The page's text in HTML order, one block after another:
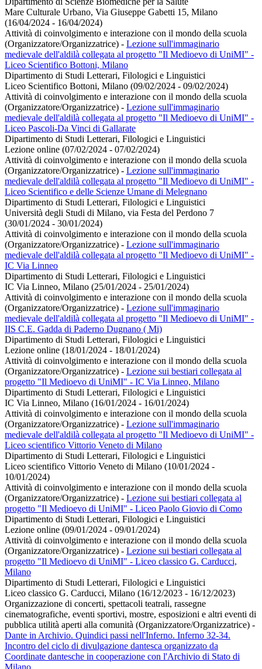
Mare Culturale Urbano, Via Giuseppe Gabetti 15, Milano
(16/04/2024 - 16/04/2024)
Attività di coinvolgimento e interazione con il mondo della scuola
(Organizzatore/Organizzatrice) - Lezione sull'immaginario
medievale dell'aldilà collegata al progetto "Il Medioevo di UniMI" -
Liceo Scientifico Bottoni, Milano
Dipartimento di Studi Letterari, Filologici e Linguistici
Liceo Scientifico Bottoni, Milano (09/02/2024 - 09/02/2024)
Attività di coinvolgimento e interazione con il mondo della scuola
(Organizzatore/Organizzatrice) - Lezione sull'immaginario
medievale dell'aldilà collegata al progetto "Il Medioevo di UniMI" -
Liceo Pascoli-Da Vinci di Gallarate
Dipartimento di Studi Letterari, Filologici e Linguistici
Lezione online (07/02/2024 - 07/02/2024)
Attività di coinvolgimento e interazione con il mondo della scuola
(Organizzatore/Organizzatrice) - Lezione sull'immaginario
medievale dell'aldilà collegata al progetto "Il Medioevo di UniMI" -
Liceo Scientifico e delle Scienze Umane di Melegnano
Dipartimento di Studi Letterari, Filologici e Linguistici
Università degli Studi di Milano, via Festa del Perdono 7
(30/01/2024 - 30/01/2024)
Attività di coinvolgimento e interazione con il mondo della scuola
(Organizzatore/Organizzatrice) - Lezione sull'immaginario
medievale dell'aldilà collegata al progetto "Il Medioevo di UniMI" -
IC Via Linneo
Dipartimento di Studi Letterari, Filologici e Linguistici
IC Via Linneo, Milano (25/01/2024 - 25/01/2024)
Attività di coinvolgimento e interazione con il mondo della scuola
(Organizzatore/Organizzatrice) - Lezione sull'immaginario
medievale dell'aldilà collegata al progetto "Il Medioevo di UniMI" -
IIS C.E. Gadda di Paderno Dugnano ( Mi)
Dipartimento di Studi Letterari, Filologici e Linguistici
Lezione online (18/01/2024 - 18/01/2024)
Attività di coinvolgimento e interazione con il mondo della scuola
(Organizzatore/Organizzatrice) - Lezione sui bestiari collegata al
progetto "Il Medioevo di UniMI" - IC Via Linneo, Milano
Dipartimento di Studi Letterari, Filologici e Linguistici
IC Via Linneo, Milano (16/01/2024 - 16/01/2024)
Attività di coinvolgimento e interazione con il mondo della scuola
(Organizzatore/Organizzatrice) - Lezione sull'immaginario
medievale dell'aldilà collegata al progetto "Il Medioevo di UniMI" -
Liceo scientifico Vittorio Veneto di Milano
Dipartimento di Studi Letterari, Filologici e Linguistici
Liceo scientifico Vittorio Veneto di Milano (10/01/2024 -
10/01/2024)
Attività di coinvolgimento e interazione con il mondo della scuola
(Organizzatore/Organizzatrice) - Lezione sui bestiari collegata al
progetto "Il Medioevo di UniMI" - Liceo Paolo Giovio di Como
Dipartimento di Studi Letterari, Filologici e Linguistici
Lezione online (09/01/2024 - 09/01/2024)
Attività di coinvolgimento e interazione con il mondo della scuola
(Organizzatore/Organizzatrice) - Lezione sui bestiari collegata al
progetto "Il Medioevo di UniMI" - Liceo classico G. Carducci,
Milano
Dipartimento di Studi Letterari, Filologici e Linguistici
Liceo classico G. Carducci, Milano (16/12/2023 - 16/12/2023)
Organizzazione di concerti, spettacoli teatrali, rassegne
cinematografiche, eventi sportivi, mostre, esposizioni e altri eventi di
pubblica utilità aperti alla comunità (Organizzatore/Organizzatrice) -
Dante in Archivio. Quindici passi nell'Inferno. Inferno 32-34.
Incontro del ciclo di divulgazione dantesca organizzato da
Coordinate dantesche in cooperazione con l'Archivio di Stato di
Milano